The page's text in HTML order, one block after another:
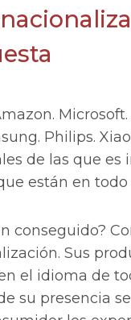
Philips.
de las que es
están en
conseguido?
Sus
el idioma de
su presencia